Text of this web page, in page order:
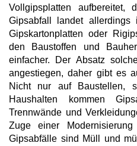
Vollgipsplatten aufbereitet,
Gipsabfall landet
Gipskartonplatten oder
den Baustoffen und
einfacher. Der Absatz
angestiegen, daher gibt es
Nicht nur auf Baustellen,
Haushalten kommen
Trennwände und
Zuge einer
Gipsabfälle sind Müll und